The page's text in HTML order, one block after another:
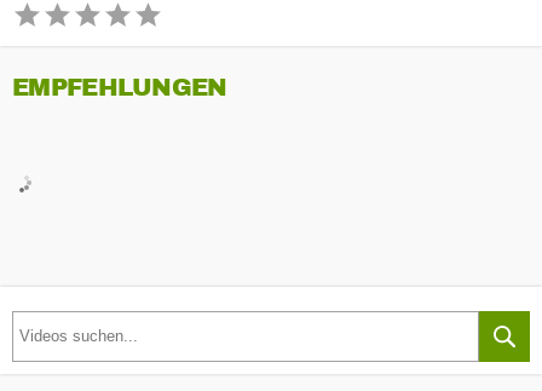
EMPFEHLUNGEN